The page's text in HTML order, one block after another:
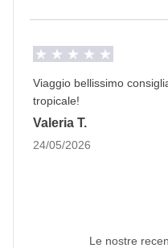
Viaggio bellissimo
tropicale!
Valeria T.
24/05/2026
Le nostre